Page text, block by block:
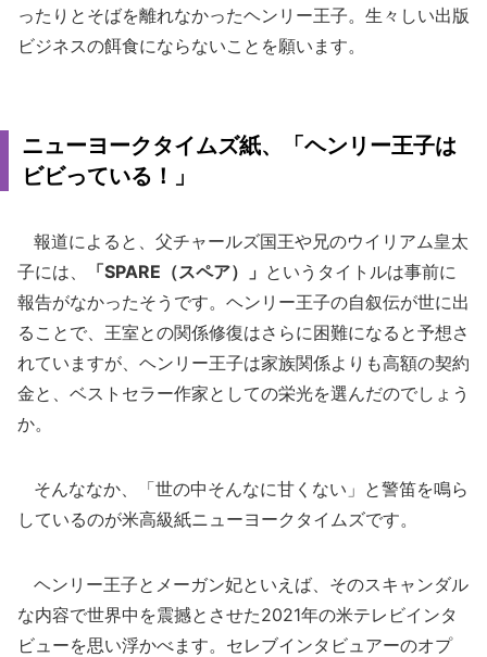
ったりとそばを離れなかったヘンリー王子。生々しい出版
ビジネスの餌食にならないことを願います。
ニューヨークタイムズ紙、「ヘンリー王子は
ビビっている！」
報道によると、父チャールズ国王や兄のウイリアム皇太
子には、
「SPARE（スペア）」 というタイトルは事前に
報告がなかったそうです。ヘンリー王子の自叙伝が世に出
ることで、王室との関係修復はさらに困難になると予想さ
れていますが、ヘンリー王子は家族関係よりも高額の契約
金と、ベストセラー作家としての栄光を選んだのでしょう
か。
そんななか、「世の中そんなに甘くない」と警笛を鳴ら
しているのが米高級紙ニューヨークタイムズです。
ヘンリー王子とメーガン妃といえば、そのスキャンダル
な内容で世界中を震撼とさせた2021年の米テレビインタ
ビューを思い浮かべます。セレブインタビュアーのオプ